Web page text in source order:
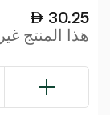
30.25
هذا المنتج